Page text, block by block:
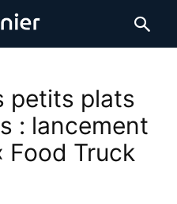
petits plats
: lancement
Food Truck